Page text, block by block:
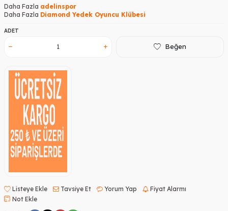
Daha Fazla adelinspor
Daha Fazla Diamond Yedek Oyuncu Klübesi
ADET
Beğen
Listeye Ekle Tavsiye Et Yorum Yap
Fiyat Alarmı
Not Ekle